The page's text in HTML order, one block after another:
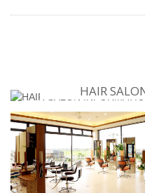
HAIR